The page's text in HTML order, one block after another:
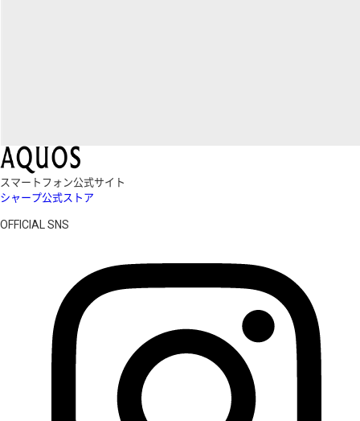
スマートフォン公式サイト
シャープ公式ストア
OFFICIAL SNS